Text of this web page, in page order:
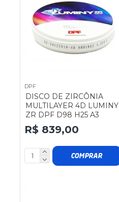
DPF
DISCO DE ZIRCÔNIA
MULTILAYER 4D LUMINY
ZR DPF D98 H25 A3
R$ 839,00
COMPRAR